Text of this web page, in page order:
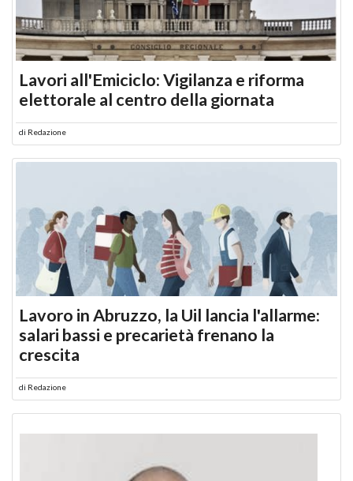
Lavori all'Emiciclo: Vigilanza e riforma
elettorale al centro della giornata
di Redazione
Lavoro in Abruzzo, la Uil lancia l'allarme:
salari bassi e precarietà frenano la
crescita
di Redazione